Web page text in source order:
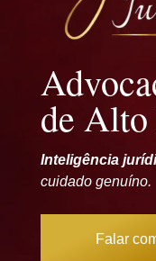
de Alto
Inteligência
cuidado genuíno.
Falar